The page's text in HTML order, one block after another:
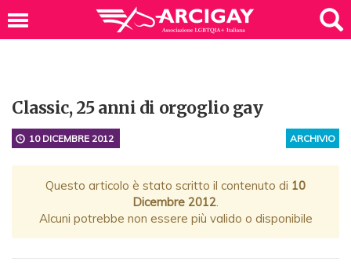
Classic, 25 anni di orgoglio gay
ARCHIVIO
10 DICEMBRE 2012
Questo articolo è stato scritto il contenuto di 10
Dicembre 2012.
Alcuni potrebbe non essere più valido o disponibile